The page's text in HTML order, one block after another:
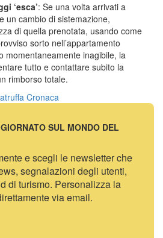
‘esca’: Se una volta arrivati a
un cambio di sistemazione,
di quella prenotata, usando come
sorto nell’appartamento
momentaneamente inagibile, la
tutto e contattare subito la
rimborso totale.
truffa Cronaca
SUL MONDO DEL
e scegli le newsletter che
segnalazioni degli utenti,
di turismo. Personalizza la
via email.